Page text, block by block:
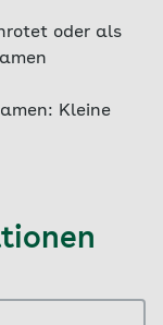
oder als
Kleine